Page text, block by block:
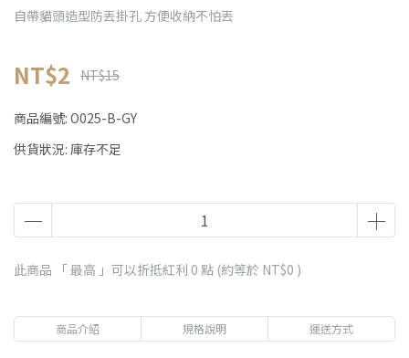
自帶貓頭造型防丟掛孔 方便收納不怕丟
NT$2 NT$15
商品編號: O025-B-GY
供貨狀況: 庫存不足
此商品 「 最高 」可以折抵紅利 0 點 (約等於 NT$0 )
商品介紹 規格說明 運送方式